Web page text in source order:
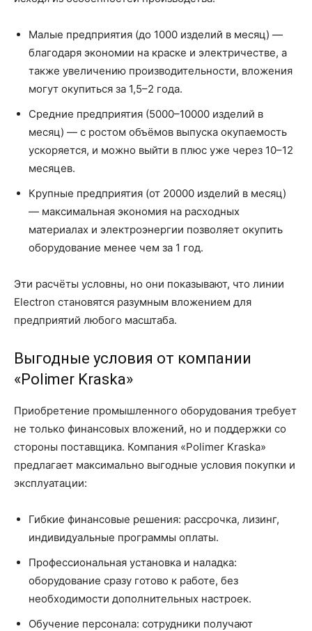
Малые предприятия (до 1000 изделий в месяц) —
благодаря экономии на краске и электричестве, а
также увеличению производительности, вложения
могут окупиться за 1,5–2 года.
Средние предприятия (5000–10000 изделий в
месяц) — с ростом объёмов выпуска окупаемость
ускоряется, и можно выйти в плюс уже через 10–12
месяцев.
Крупные предприятия (от 20000 изделий в месяц)
— максимальная экономия на расходных
материалах и электроэнергии позволяет окупить
оборудование менее чем за 1 год.
Эти расчёты условны, но они показывают, что линии
Electron становятся разумным вложением для
предприятий любого масштаба.
Выгодные условия от компании
«Polimer Kraska»
Приобретение промышленного оборудования требует
не только финансовых вложений, но и поддержки со
стороны поставщика. Компания «Polimer Kraska»
предлагает максимально выгодные условия покупки и
эксплуатации:
Гибкие финансовые решения: рассрочка, лизинг,
индивидуальные программы оплаты.
Профессиональная установка и наладка:
оборудование сразу готово к работе, без
необходимости дополнительных настроек.
Обучение персонала: сотрудники получают